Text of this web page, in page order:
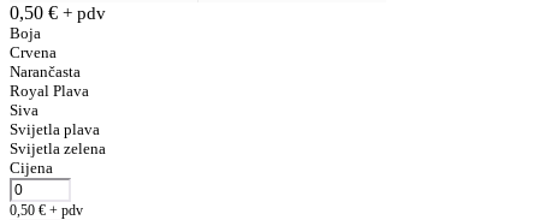
0,50 € + pdv
Boja
Crvena
Narančasta
Royal Plava
Siva
Svijetla plava
Svijetla zelena
Cijena
0,50 € + pdv